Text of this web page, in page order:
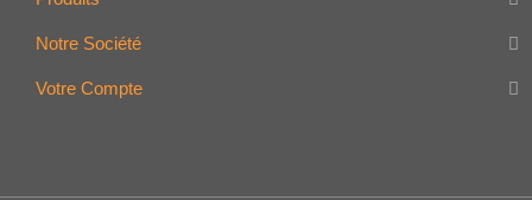
Notre Société
Votre Compte